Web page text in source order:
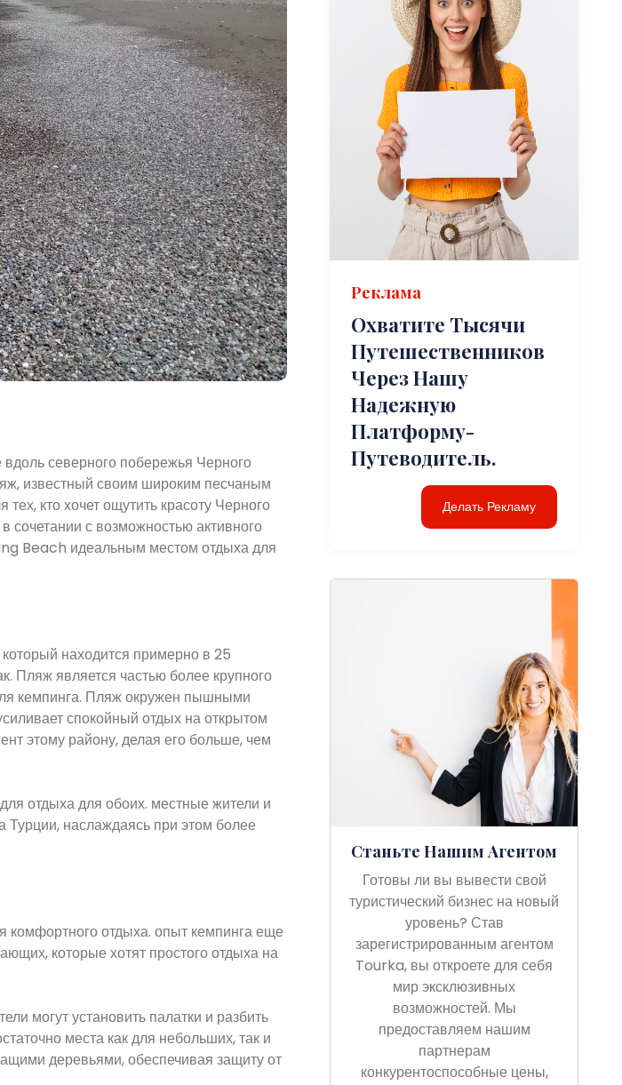
северного побережья Черного
известный своим широким песчаным
кто хочет ощутить красоту Черного
с возможностью активного
Beach идеальным местом отдыха для
находится примерно в 25
Пляж является частью более крупного
кемпинга. Пляж окружен пышными
спокойный отдых на открытом
этому району, делая его больше, чем
отдыха для обоих. местные жители и
Турции, наслаждаясь при этом более
отдыха. опыт кемпинга еще
которые хотят простого отдыха на
могут установить палатки и разбить
места как для небольших, так и
деревьями, обеспечивая защиту от
Реклама
Охватите Тысячи
Путешественников
Через Нашу
Надежную
Платформу-
Путеводитель.
Делать Рекламу
Станьте Нашим Агентом
Готовы ли вы вывести свой
туристический бизнес на новый
уровень? Став
зарегистрированным агентом
Tourka, вы откроете для себя
мир эксклюзивных
возможностей. Мы
предоставляем нашим
партнерам
конкурентоспособные цены,